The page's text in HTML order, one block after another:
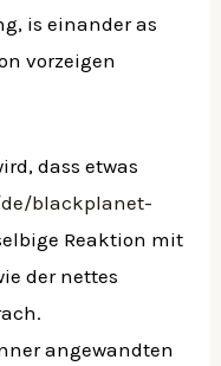
is einander as
vorzeigen
dass etwas
blackplanet-
Reaktion mit
der nettes
angewandten